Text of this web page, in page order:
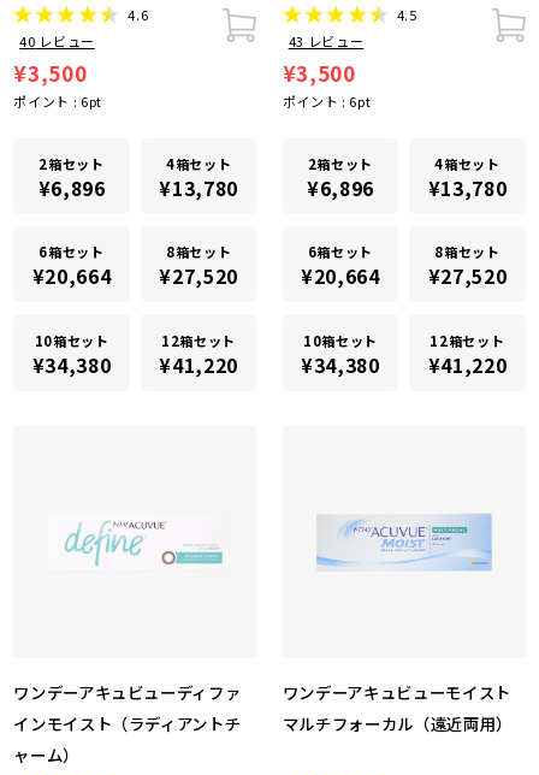
4.6
40 レビュー
¥3,500
ポイント : 6pt
2箱セット
¥6,896
4箱セット
¥13,780
6箱セット
¥20,664
8箱セット
¥27,520
10箱セット
¥34,380
12箱セット
¥41,220
4.5
43 レビュー
¥3,500
ポイント : 6pt
2箱セット
¥6,896
4箱セット
¥13,780
6箱セット
¥20,664
8箱セット
¥27,520
10箱セット
¥34,380
12箱セット
¥41,220
ワンデーアキュビューディファ
インモイスト（ラディアントチ
ャーム）
ワンデーアキュビューモイスト
マルチフォーカル（遠近両用）